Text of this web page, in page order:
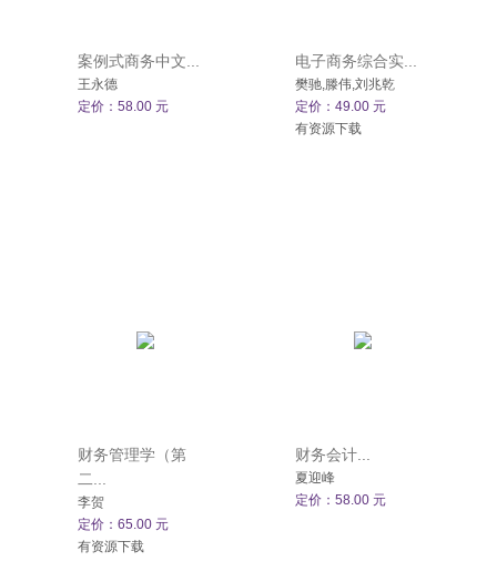
案例式商务中文...
王永德
定价：58.00 元
电子商务综合实...
樊驰,滕伟,刘兆乾
定价：49.00 元
有资源下载
财务管理学（第
二...
李贺
定价：65.00 元
有资源下载
财务会计...
夏迎峰
定价：58.00 元